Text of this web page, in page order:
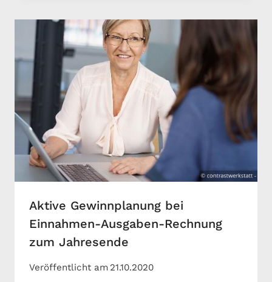
Aktive Gewinnplanung bei
Einnahmen-Ausgaben-Rechnung
zum Jahresende
Veröffentlicht am 21.10.2020